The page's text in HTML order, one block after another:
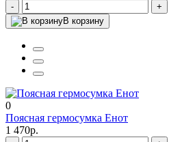
-
+
В корзину
0
Поясная гермосумка Енот
1 470р.